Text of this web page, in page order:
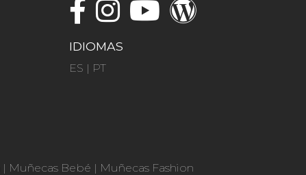
IDIOMAS
ES | PT
| Muñecas Bebé | Muñecas Fashion